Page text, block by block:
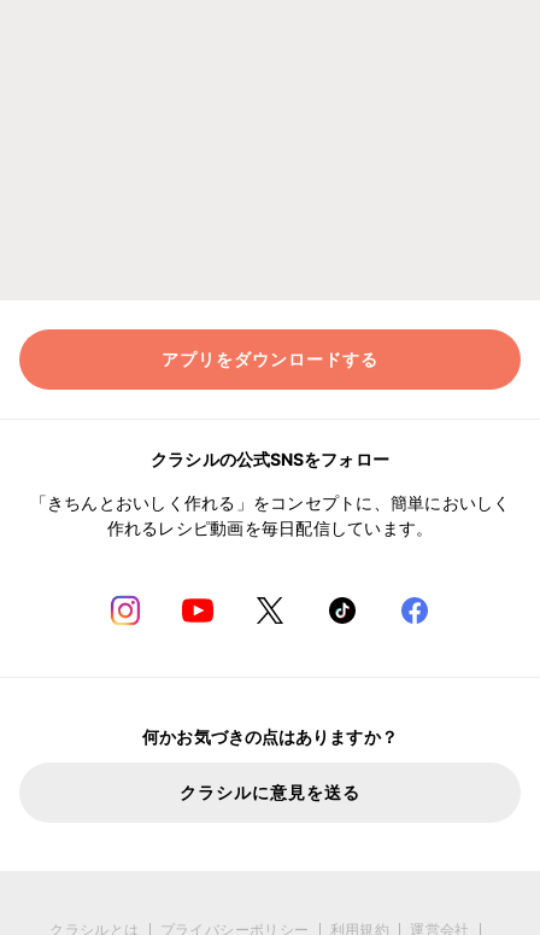
アプリをダウンロードする
クラシルの公式SNSをフォロー
「きちんとおいしく作れる」をコンセプトに、簡単においしく
作れるレシピ動画を毎日配信しています。
何かお気づきの点はありますか？
クラシルに意見を送る
クラシルとは プライバシーポリシー 利用規約 運営会社